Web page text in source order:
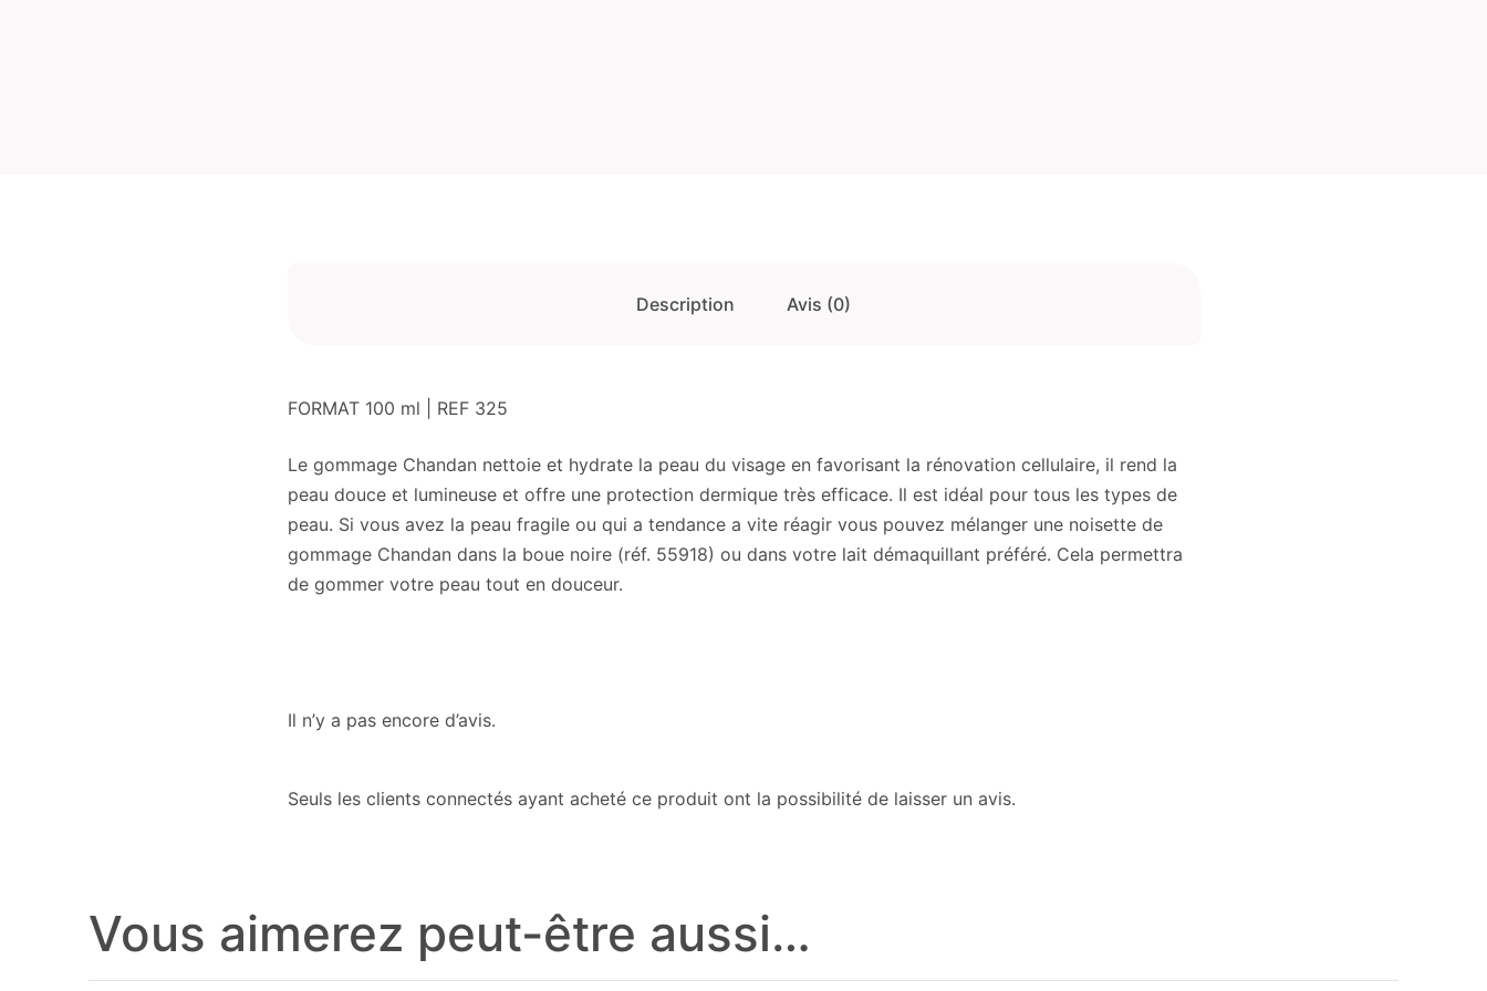
Description Avis (0)
FORMAT 100 ml | REF 325
Le gommage Chandan nettoie et hydrate la peau du visage en favorisant la rénovation cellulaire, il rend la
peau douce et lumineuse et offre une protection dermique très efficace. Il est idéal pour tous les types de
peau. Si vous avez la peau fragile ou qui a tendance a vite réagir vous pouvez mélanger une noisette de
gommage Chandan dans la boue noire (réf. 55918) ou dans votre lait démaquillant préféré. Cela permettra
de gommer votre peau tout en douceur.
Il n’y a pas encore d’avis.
Seuls les clients connectés ayant acheté ce produit ont la possibilité de laisser un avis.
Vous aimerez peut-être aussi…